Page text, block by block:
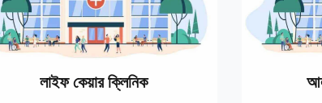
লাইফ কেয়ার ক্লিনিক